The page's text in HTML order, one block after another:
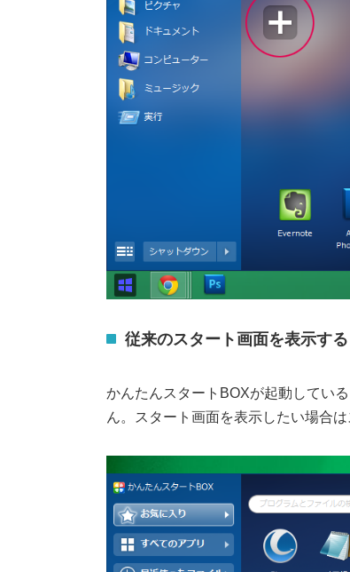
従来のスタート画面を表示する
かんたんスタートBOXが起動してい
ん。スタート画面を表示したい場合